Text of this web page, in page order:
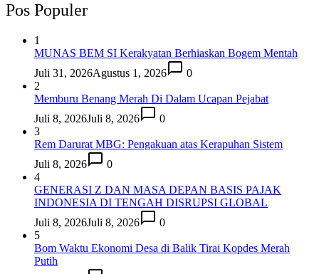
Pos Populer
1
MUNAS BEM SI Kerakyatan Berhiaskan Bogem Mentah
Juli 31, 2026Agustus 1, 2026
0
2
Memburu Benang Merah Di Dalam Ucapan Pejabat
Juli 8, 2026Juli 8, 2026
0
3
Rem Darurat MBG: Pengakuan atas Kerapuhan Sistem
Juli 8, 2026
0
4
GENERASI Z DAN MASA DEPAN BASIS PAJAK
INDONESIA DI TENGAH DISRUPSI GLOBAL
Juli 8, 2026Juli 8, 2026
0
5
Bom Waktu Ekonomi Desa di Balik Tirai Kopdes Merah
Putih